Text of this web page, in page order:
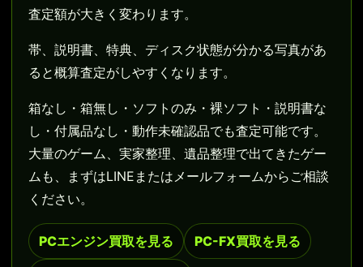
査定額が大きく変わります。
帯、説明書、特典、ディスク状態が分かる写真があ
ると概算査定がしやすくなります。
箱なし・箱無し・ソフトのみ・裸ソフト・説明書な
し・付属品なし・動作未確認品でも査定可能です。
大量のゲーム、実家整理、遺品整理で出てきたゲー
ムも、まずはLINEまたはメールフォームからご相談
ください。
PCエンジン買取を見る PC-FX買取を見る